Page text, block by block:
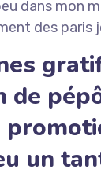
dans mon
des paris
de
un